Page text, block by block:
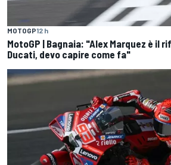
MOTOGP12 h
MotoGP | Bagnaia: "Alex Marquez è il
Ducati, devo capire come fa"